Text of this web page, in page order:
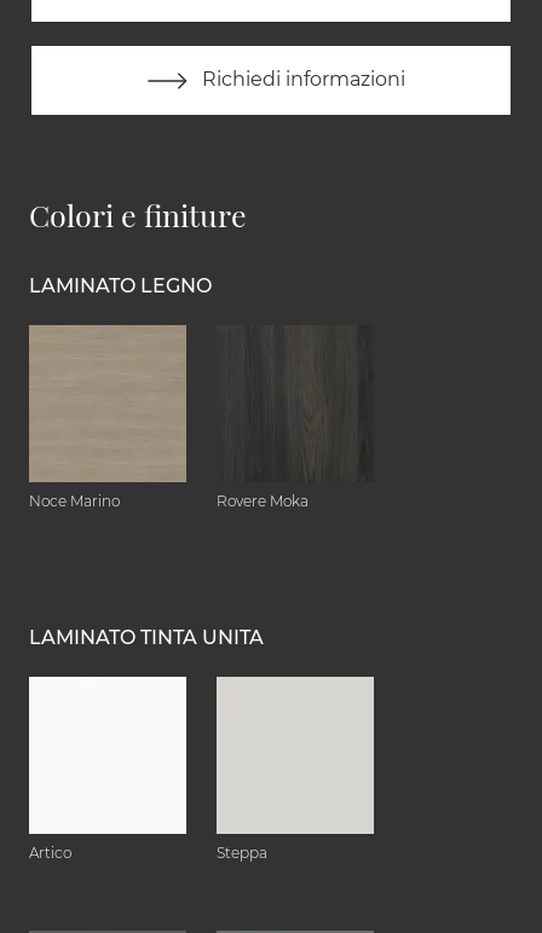
Richiedi informazioni
Colori e finiture
LAMINATO LEGNO
Noce Marino Rovere Moka
LAMINATO TINTA UNITA
Artico Steppa